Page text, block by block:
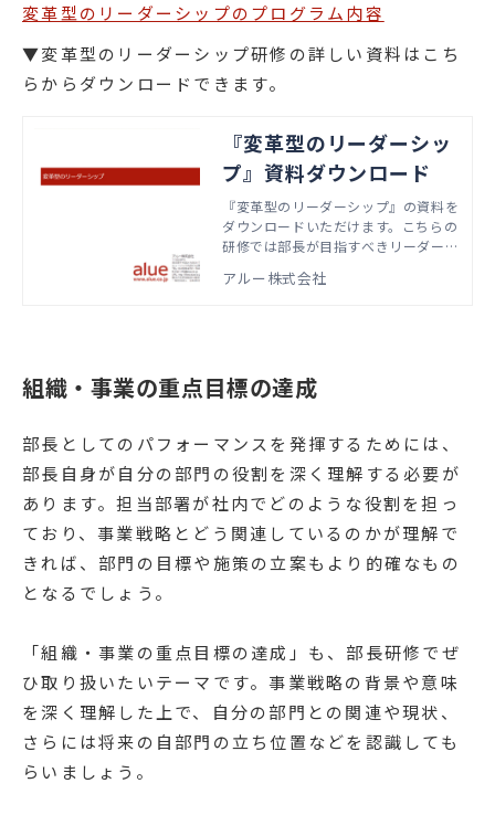
変革型のリーダーシップのプログラム内容
▼変革型のリーダーシップ研修の詳しい資料はこち
らからダウンロードできます。
『変革型のリーダーシッ
プ』資料ダウンロード
『変革型のリーダーシップ』の資料を
ダウンロードいただけます。こちらの
研修では部長が目指すべきリーダーシ
囲や環境を導くリーダーシップを理
アルー株式会社
組織・事業の重点目標の達成
部長としてのパフォーマンスを発揮するためには、
部長自身が自分の部門の役割を深く理解する必要が
あります。担当部署が社内でどのような役割を担っ
ており、事業戦略とどう関連しているのかが理解で
きれば、部門の目標や施策の立案もより的確なもの
となるでしょう。
「組織・事業の重点目標の達成」も、部長研修でぜ
ひ取り扱いたいテーマです。事業戦略の背景や意味
を深く理解した上で、自分の部門との関連や現状、
さらには将来の自部門の立ち位置などを認識しても
らいましょう。